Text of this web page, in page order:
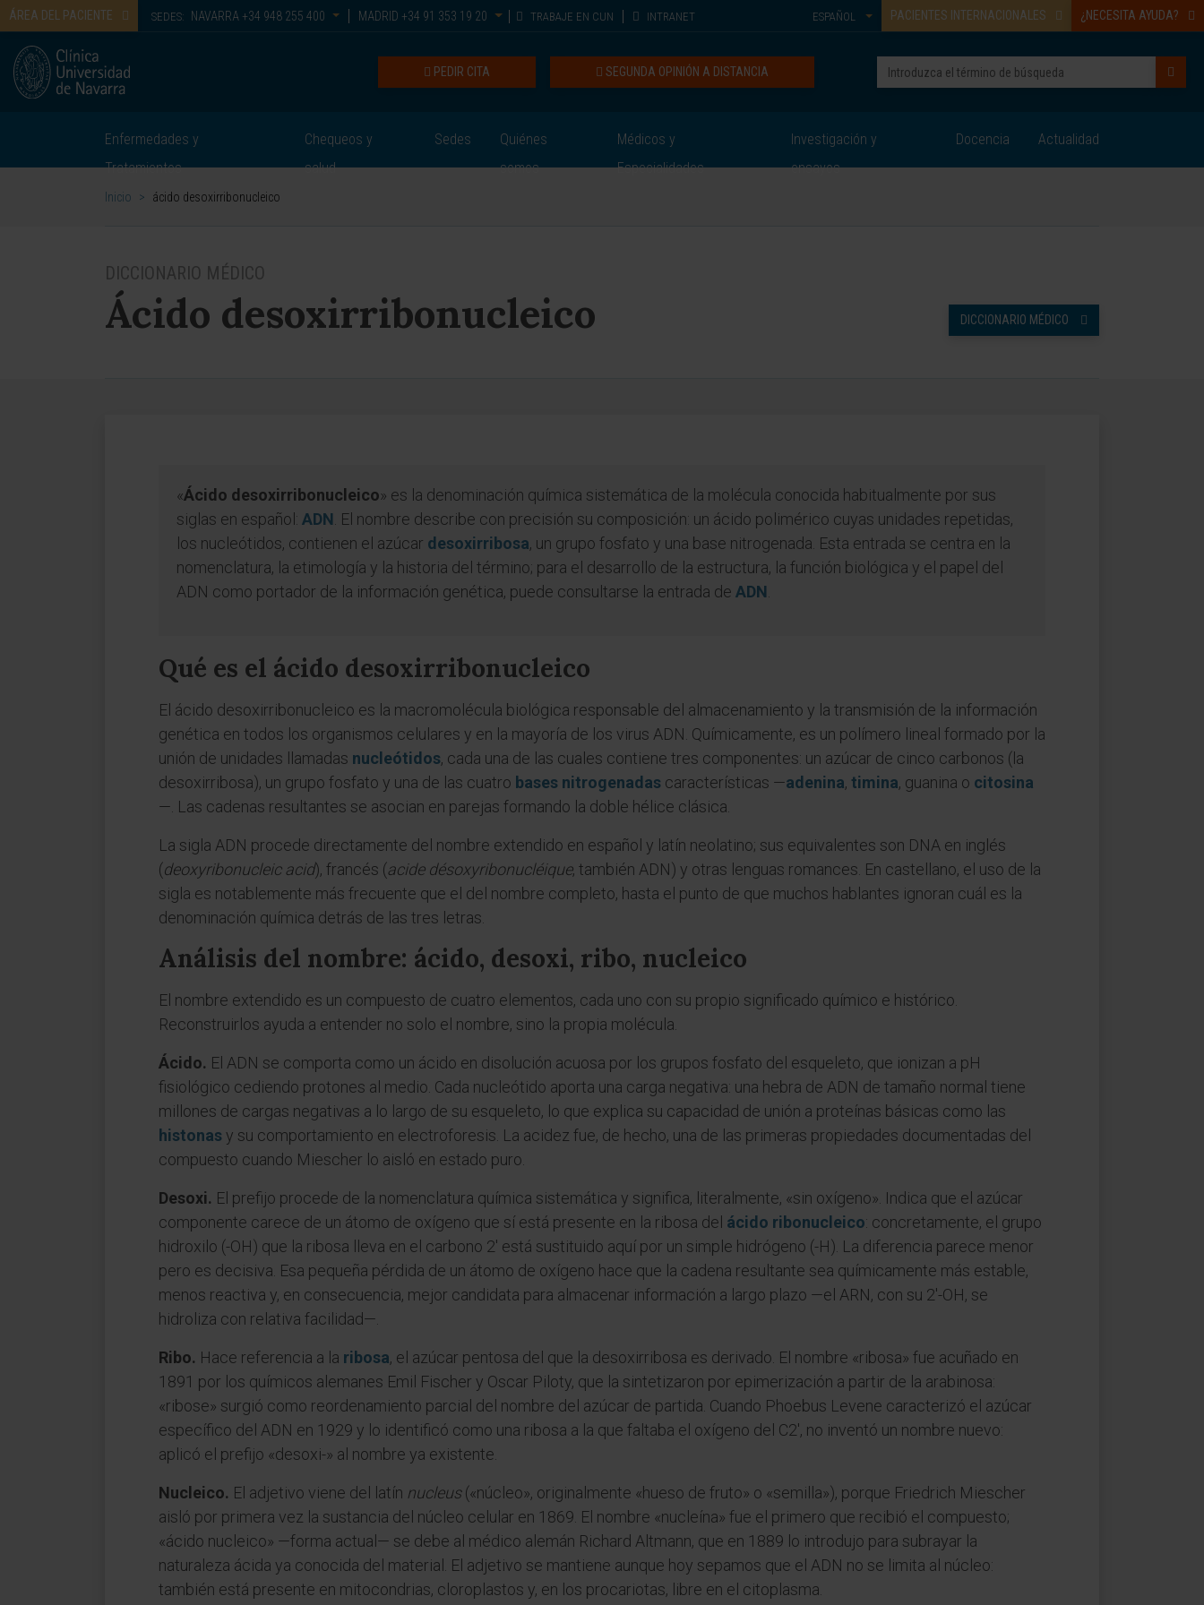
ÁREA DEL PACIENTE SEDES: NAVARRA +34 948 255 400 MADRID +34 91 353 19 20 TRABAJE EN CUN INTRANET PACIENTES INTERNACIONALES ¿NECESITA AYUDA?
ESPAÑOL
SEGUNDA OPINIÓN A DISTANCIA
PEDIR CITA
Enfermedades y
Tratamientos
Chequeos y
salud
Sedes
Quiénes
somos
Médicos y
Especialidades
Investigación y
ensayos
Docencia Actualidad
Inicio > ácido desoxirribonucleico
DICCIONARIO MÉDICO
Ácido desoxirribonucleico DICCIONARIO MÉDICO
«Ácido desoxirribonucleico» es la denominación química sistemática de la molécula conocida habitualmente por sus
siglas en español: ADN . El nombre describe con precisión su composición: un ácido polimérico cuyas unidades repetidas,
los nucleótidos, contienen el azúcar desoxirribosa, un grupo fosfato y una base nitrogenada. Esta entrada se centra en la
nomenclatura, la etimología y la historia del término; para el desarrollo de la estructura, la función biológica y el papel del
ADN como portador de la información genética, puede consultarse la entrada de ADN
Qué es el ácido desoxirribonucleico
El ácido desoxirribonucleico es la macromolécula biológica responsable del almacenamiento y la transmisión de la información
genética en todos los organismos celulares y en la mayoría de los virus ADN. Químicamente, es un polímero lineal formado por la
unión de unidades llamadas nucleótidos, cada una de las cuales contiene tres componentes: un azúcar de cinco carbonos (la
desoxirribosa), un grupo fosfato y una de las cuatro bases nitrogenadas características —adenina, timina, guanina o citosina
—. Las cadenas resultantes se asocian en parejas formando la doble hélice clásica.
La sigla ADN procede directamente del nombre extendido en español y latín neolatino; sus equivalentes son DNA en inglés
(deoxyribonucleic acid), francés (acide désoxyribonucléique, también ADN) y otras lenguas romances. En castellano, el uso de la
sigla es notablemente más frecuente que el del nombre completo, hasta el punto de que muchos hablantes ignoran cuál es la
denominación química detrás de las tres letras.
Análisis del nombre: ácido, desoxi, ribo, nucleico
El nombre extendido es un compuesto de cuatro elementos, cada uno con su propio significado químico e histórico.
Reconstruirlos ayuda a entender no solo el nombre, sino la propia molécula.
Ácido. El ADN se comporta como un ácido en disolución acuosa por los grupos fosfato del esqueleto, que ionizan a pH
fisiológico cediendo protones al medio. Cada nucleótido aporta una carga negativa: una hebra de ADN de tamaño normal tiene
millones de cargas negativas a lo largo de su esqueleto, lo que explica su capacidad de unión a proteínas básicas como las
histonasy su comportamiento en electroforesis. La acidez fue, de hecho, una de las primeras propiedades documentadas del
compuesto cuando Miescher lo aisló en estado puro.
Desoxi. El prefijo procede de la nomenclatura química sistemática y significa, literalmente, «sin oxígeno». Indica que el azúcar
componente carece de un átomo de oxígeno que sí está presente en la ribosa del ácido ribonucleico: concretamente, el grupo
hidroxilo (-OH) que la ribosa lleva en el carbono 2' está sustituido aquí por un simple hidrógeno (-H). La diferencia parece menor
pero es decisiva. Esa pequeña pérdida de un átomo de oxígeno hace que la cadena resultante sea químicamente más estable,
menos reactiva y, en consecuencia, mejor candidata para almacenar información a largo plazo —el ARN, con su 2'-OH, se
hidroliza con relativa facilidad—.
Ribo. Hace referencia a la ribosa, el azúcar pentosa del que la desoxirribosa es derivado. El nombre «ribosa» fue acuñado en
1891 por los químicos alemanes Emil Fischer y Oscar Piloty, que la sintetizaron por epimerización a partir de la arabinosa:
«ribose» surgió como reordenamiento parcial del nombre del azúcar de partida. Cuando Phoebus Levene caracterizó el azúcar
específico del ADN en 1929 y lo identificó como una ribosa a la que faltaba el oxígeno del C2', no inventó un nombre nuevo:
aplicó el prefijo «desoxi-» al nombre ya existente.
Nucleico. El adjetivo viene del latín nucleus(«núcleo», originalmente «hueso de fruto» o «semilla»), porque Friedrich Miescher
aisló por primera vez la sustancia del núcleo celular en 1869. El nombre «nucleína» fue el primero que recibió el compuesto;
«ácido nucleico» —forma actual— se debe al médico alemán Richard Altmann, que en 1889 lo introdujo para subrayar la
naturaleza ácida ya conocida del material. El adjetivo se mantiene aunque hoy sepamos que el ADN no se limita al núcleo:
también está presente en mitocondrias, cloroplastos y, en los procariotas, libre en el citoplasma.